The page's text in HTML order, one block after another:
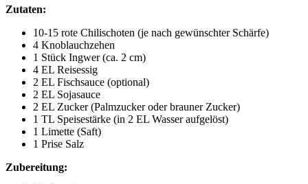
Zutaten:
10-15 rote Chilischoten (je nach gewünschter Schärfe)
4 Knoblauchzehen
1 Stück Ingwer (ca. 2 cm)
4 EL Reisessig
2 EL Fischsauce (optional)
2 EL Sojasauce
2 EL Zucker (Palmzucker oder brauner Zucker)
1 TL Speisestärke (in 2 EL Wasser aufgelöst)
1 Limette (Saft)
1 Prise Salz
Zubereitung: